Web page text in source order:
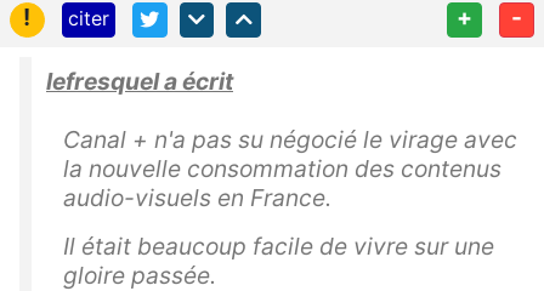
!
citer + -
lefresquel a écrit
Canal + n'a pas su négocié le virage avec
la nouvelle consommation des contenus
audio-visuels en France.
Il était beaucoup facile de vivre sur une
gloire passée.